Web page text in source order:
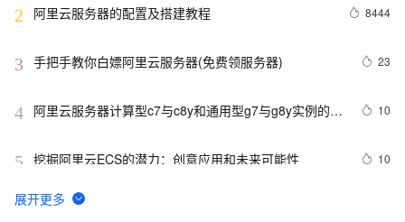
2 阿里云服务器的配置及搭建教程 8444
3 手把手教你白嫖阿里云服务器(免费领服务器) 23
4 阿里云服务器计算型c7与c8y和通用型g7与g8y实例的区
10
5 挖掘阿里云ECS的潜力：创意应用和未来可能性 10
6 阿里云2核4G配置服务器可选实例及收费价格参考